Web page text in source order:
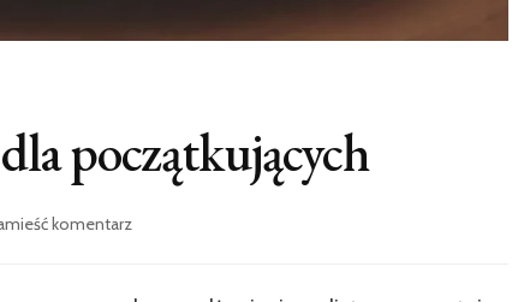
początkujących
komentarzwe